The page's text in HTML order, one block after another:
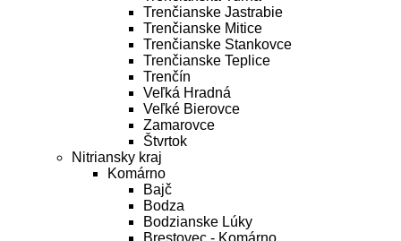
Trenčianske Jastrabie
Trenčianske Mitice
Trenčianske Stankovce
Trenčianske Teplice
Trenčín
Veľká Hradná
Veľké Bierovce
Zamarovce
Štvrtok
Nitriansky kraj
Komárno
Bajč
Bodza
Bodzianske Lúky